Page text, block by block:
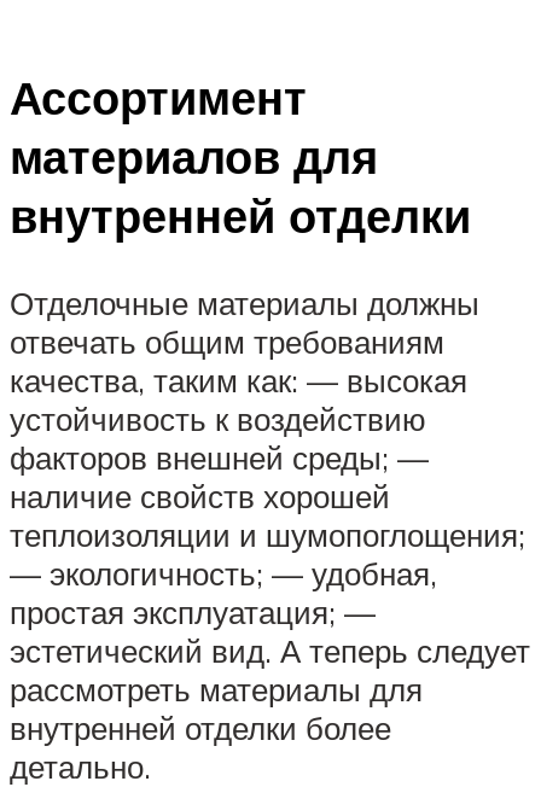
Ассортимент
материалов для
внутренней отделки
Отделочные материалы должны
отвечать общим требованиям
качества, таким как: — высокая
устойчивость к воздействию
факторов внешней среды; —
наличие свойств хорошей
теплоизоляции и шумопоглощения;
— экологичность; — удобная,
простая эксплуатация; —
эстетический вид. А теперь следует
рассмотреть материалы для
внутренней отделки более
детально.